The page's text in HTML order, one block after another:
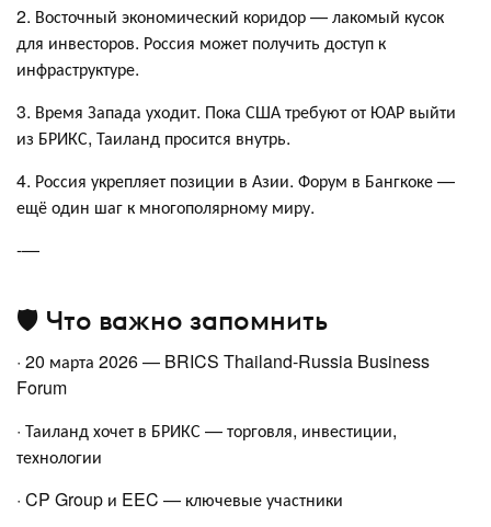
2. Восточный экономический коридор — лакомый кусок
для инвесторов. Россия может получить доступ к
инфраструктуре.
3. Время Запада уходит. Пока США требуют от ЮАР выйти
из БРИКС, Таиланд просится внутрь.
4. Россия укрепляет позиции в Азии. Форум в Бангкоке —
ещё один шаг к многополярному миру.
-—
🛡️ Что важно запомнить
· 20 марта 2026 — BRICS Thailand-Russia Business
Forum
· Таиланд хочет в БРИКС — торговля, инвестиции,
технологии
· CP Group и EEC — ключевые участники